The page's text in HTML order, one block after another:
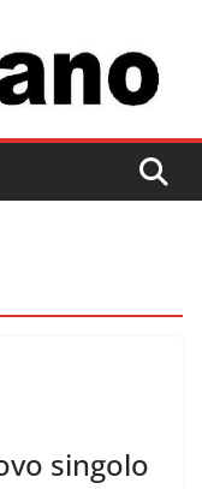
singolo